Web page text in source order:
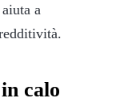
aiuta a
calo